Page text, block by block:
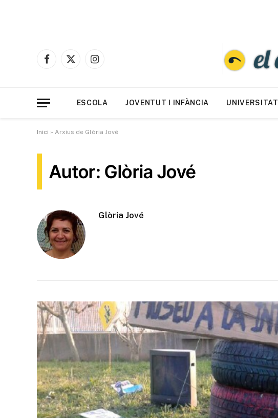
Facebook
X
Instagram
ESCOLA JOVENTUT I INFÀNCIA UNIVERSITAT
Inici » Arxius de Glòria Jové
Autor: Glòria Jové
Glòria Jové